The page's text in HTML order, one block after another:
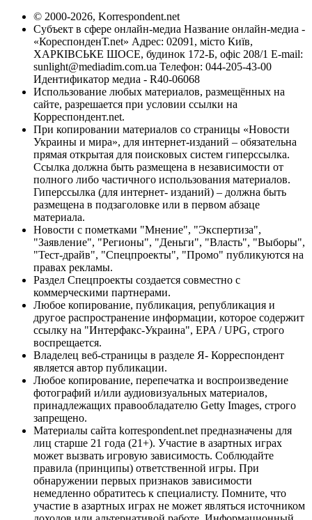
© 2000-2026, Korrespondent.net
Субъект в сфере онлайн-медиа Название онлайн-медиа -
«КореспонденТ.net» Адрес: 02091, місто Київ,
ХАРКІВСЬКЕ ШОСЕ, будинок 172-Б, офіс 208/1 E-mail:
sunlight@mediadim.com.ua Телефон: 044-205-43-00
Идентификатор медиа - R40-06068
Использование любых материалов, размещённых на
сайте, разрешается при условии ссылки на
Корреспондент.net.
При копировании материалов со страницы «Новости
Украины и мира», для интернет-изданий – обязательна
прямая открытая для поисковых систем гиперссылка.
Ссылка должна быть размещена в независимости от
полного либо частичного использования материалов.
Гиперссылка (для интернет- изданий) – должна быть
размещена в подзаголовке или в первом абзаце
материала.
Новости с пометками "Мнение", "Экспертиза",
"Заявление", "Регионы", "Деньги", "Власть", "Выборы",
"Тест-драйв", "Спецпроекты", "Промо" публикуются на
правах рекламы.
Раздел Спецпроекты создается совместно с
коммерческими партнерами.
Любое копирование, публикация, републикация и
другое распространение информации, которое содержит
ссылку на "Интерфакс-Украина", EPA / UPG, строго
воспрещается.
Владелец веб-страницы в разделе Я- Корреспондент
является автор публикации.
Любое копирование, перепечатка и воспроизведение
фотографий и/или аудиовизуальных материалов,
принадлежащих правообладателю Getty Images, строго
запрещено.
Материалы сайта korrespondent.net предназначены для
лиц старше 21 года (21+). Участие в азартных играх
может вызвать игровую зависимость. Соблюдайте
правила (принципы) ответственной игры. При
обнаружении первых признаков зависимости
немедленно обратитесь к специалисту. Помните, что
участие в азартных играх не может являться источником